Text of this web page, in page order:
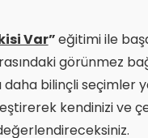
Var”eğitimi ile
görünmez
daha bilinçli seçimler
kendinizi ve